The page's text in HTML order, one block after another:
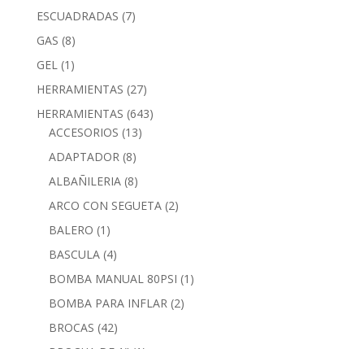
ESCUADRADAS (7)
GAS (8)
GEL (1)
HERRAMIENTAS (27)
HERRAMIENTAS (643)
ACCESORIOS (13)
ADAPTADOR (8)
ALBAÑILERIA (8)
ARCO CON SEGUETA (2)
BALERO (1)
BASCULA (4)
BOMBA MANUAL 80PSI (1)
BOMBA PARA INFLAR (2)
BROCAS (42)